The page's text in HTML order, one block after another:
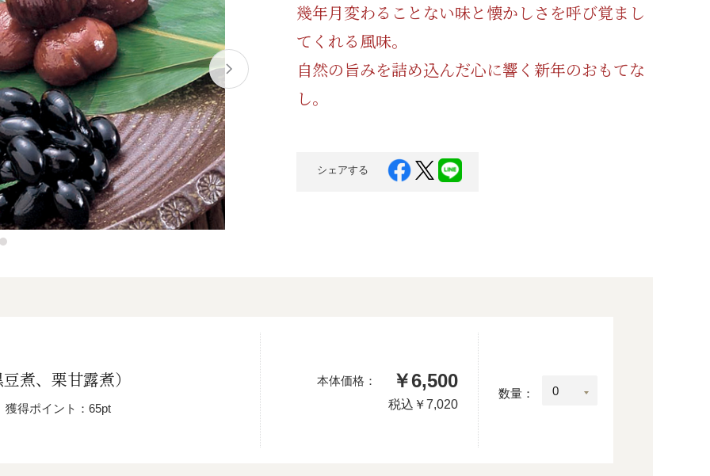
幾年月変わることない味と懐かしさを呼び覚まし
てくれる風味。
自然の旨みを詰め込んだ心に響く新年のおもてな
し。
シェアする
煮、栗甘露煮）
獲得ポイント：65pt
本体価格： ￥6,500
税込 ￥7,020
数量：